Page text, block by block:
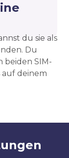
du sie als
Du
beiden SIM-
auf deinem